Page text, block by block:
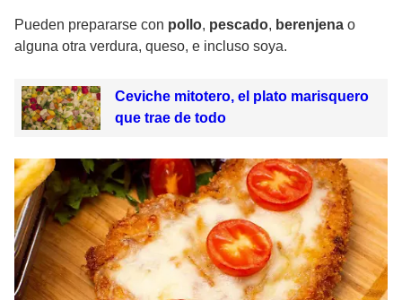
Pueden prepararse con pollo, pescado, berenjena o
alguna otra verdura, queso, e incluso soya.
Ceviche mitotero, el plato marisquero
que trae de todo